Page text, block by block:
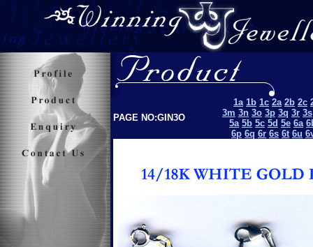
PAGE NO:GIN3O
1a 1b 1c 2a 2b 2c
3m 3n 3o 3p 3q 3r 3s
5a 5b 5c 5d 5e 6a
6p 6q 6r 6s 6t 6u